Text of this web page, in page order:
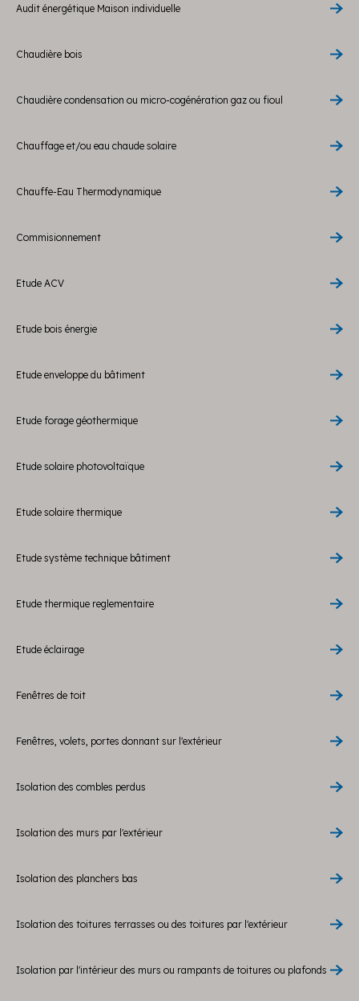
Audit énergétique Maison individuelle
Chaudière bois
Chaudière condensation ou micro-cogénération gaz ou fioul
Chauffage et/ou eau chaude solaire
Chauffe-Eau Thermodynamique
Commisionnement
Etude ACV
Etude bois énergie
Etude enveloppe du bâtiment
Etude forage géothermique
Etude solaire photovoltaïque
Etude solaire thermique
Etude système technique bâtiment
Etude thermique reglementaire
Etude éclairage
Fenêtres de toit
Fenêtres, volets, portes donnant sur l'extérieur
Isolation des combles perdus
Isolation des murs par l'extérieur
Isolation des planchers bas
Isolation des toitures terrasses ou des toitures par l'extérieur
Isolation par l'intérieur des murs ou rampants de toitures ou plafonds